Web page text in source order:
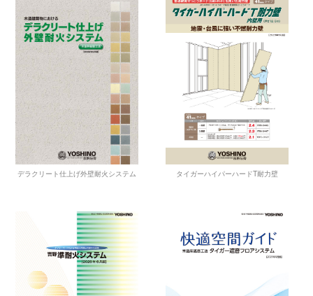
デラクリート仕上げ外壁耐火システム タイガーハイパーハードT耐力壁